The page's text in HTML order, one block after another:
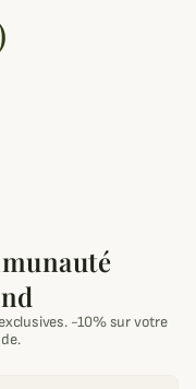
-10% sur votre